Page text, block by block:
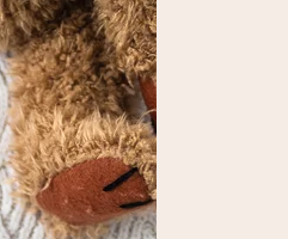
zahřeje u srdce. Žádné